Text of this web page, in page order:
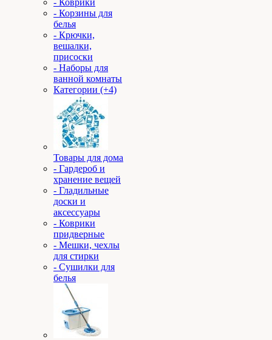
- Коврики
- Корзины для
белья
- Крючки,
вешалки,
присоски
- Наборы для
ванной комнаты
Категории (+4)
Товары для дома
- Гардероб и
хранение вещей
- Гладильные
доски и
аксессуары
- Коврики
придверные
- Мешки, чехлы
для стирки
- Сушилки для
белья